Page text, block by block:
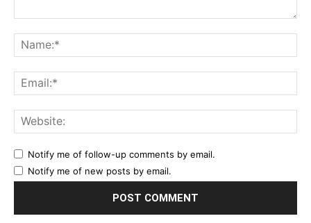
Notify me of follow-up comments by email.
Notify me of new posts by email.